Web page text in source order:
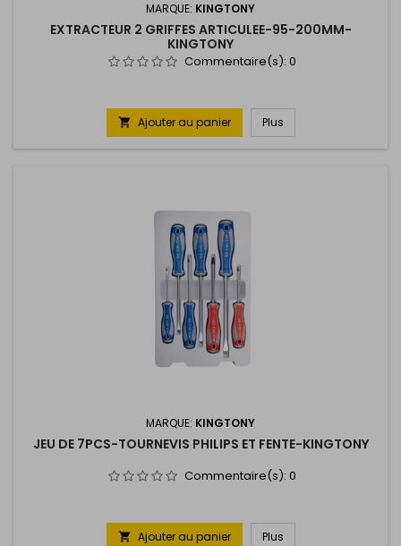
MARQUE: KINGTONY
EXTRACTEUR 2 GRIFFES ARTICULEE-95-200MM-
KINGTONY
Commentaire(s): 0
 Ajouter au panier Plus
MARQUE: KINGTONY
JEU DE 7PCS-TOURNEVIS PHILIPS ET FENTE-KINGTONY
Commentaire(s): 0
 Ajouter au panier Plus